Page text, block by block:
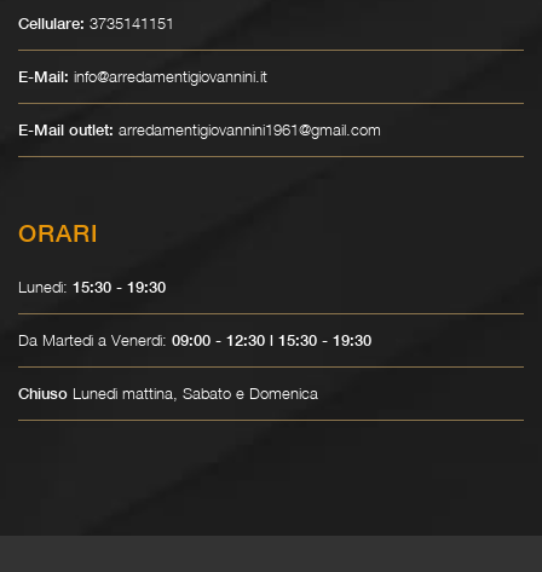
Cellulare: 3735141151
E-Mail: info@arredamentigiovannini.it
E-Mail outlet: arredamentigiovannini1961@gmail.com
ORARI
Lunedì: 15:30 - 19:30
Da Martedì a Venerdì: 09:00 - 12:30 | 15:30 - 19:30
Chiuso Lunedì mattina, Sabato e Domenica